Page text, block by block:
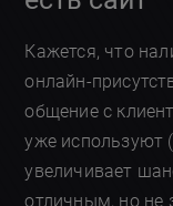
Кажется, что
онлайн-
общение с
уже используют
увеличивает
отличным, но не